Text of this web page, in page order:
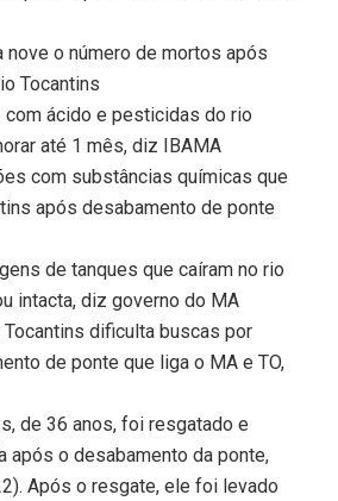
nove o número de mortos após
Tocantins
com ácido e pesticidas do rio
até 1 mês, diz IBAMA
com substâncias químicas que
após desabamento de ponte
de tanques que caíram no rio
intacta, diz governo do MA
dificulta buscas por
de ponte que liga o MA e TO,
de 36 anos, foi resgatado e
após o desabamento da ponte,
Após o resgate, ele foi levado